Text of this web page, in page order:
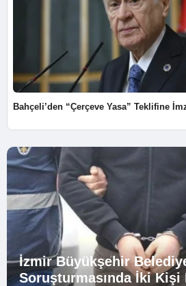
Bahçeli’den “Çerçeve Yasa” Teklifine
İzmir Büyükşehir
Soruşturmasında İki Kişi